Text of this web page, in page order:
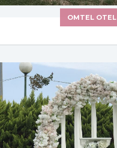
OMTEL OTEL